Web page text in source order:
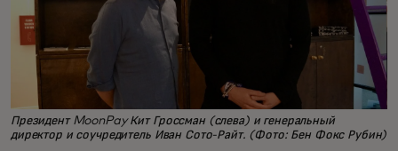
Президент MoonPay Кит Гроссман (слева) и генеральный
директор и соучредитель Иван Сото-Райт. (Фото: Бен Фокс Рубин)